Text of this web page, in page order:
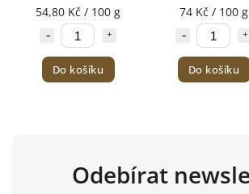
54,80 Kč / 100 g
Do košíku
74 Kč / 100 g
Do košíku
Odebírat